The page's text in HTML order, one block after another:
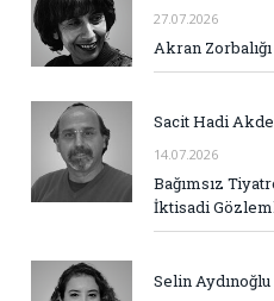
27.07.2026
Akran Zorbalığı
Sacit Hadi
14.07.2026
Bağımsız
İktisadi
Selin Aydınoğlu